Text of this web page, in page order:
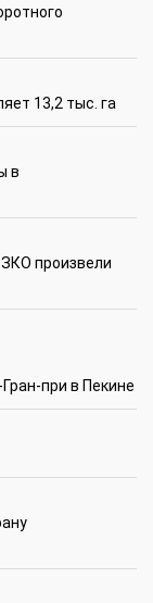
13,2 тыс. га
в
произвели
при в Пекине